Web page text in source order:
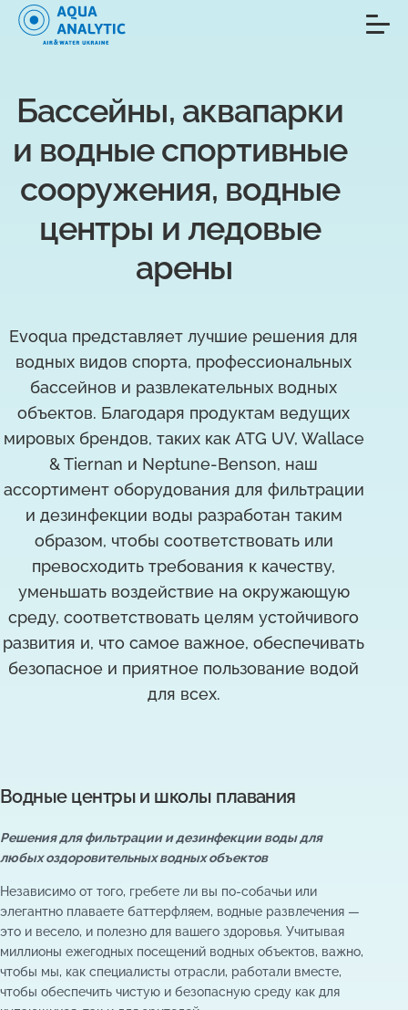
Бассейны, аквапарки
и водные спортивные
сооружения, водные
центры и ледовые
арены
Evoqua представляет лучшие решения для
водных видов спорта, профессиональных
бассейнов и развлекательных водных
объектов. Благодаря продуктам ведущих
мировых брендов, таких как ATG UV, Wallace
& Tiernan и Neptune-Benson, наш
ассортимент оборудования для фильтрации
и дезинфекции воды разработан таким
образом, чтобы соответствовать или
превосходить требования к качеству,
уменьшать воздействие на окружающую
среду, соответствовать целям устойчивого
развития и, что самое важное, обеспечивать
безопасное и приятное пользование водой
для всех.
Водные центры и школы плавания
Решения для фильтрации и дезинфекции воды для
любых оздоровительных водных объектов
Независимо от того, гребете ли вы по-собачьи или
элегантно плаваете баттерфляем, водные развлечения —
это и весело, и полезно для вашего здоровья. Учитывая
миллионы ежегодных посещений водных объектов, важно,
чтобы мы, как специалисты отрасли, работали вместе,
чтобы обеспечить чистую и безопасную среду как для